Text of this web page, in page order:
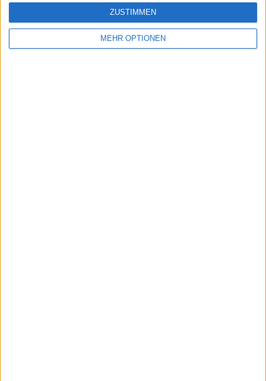
MEHR OPTIONEN
ZUSTIMMEN